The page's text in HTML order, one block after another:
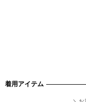
着用アイテム